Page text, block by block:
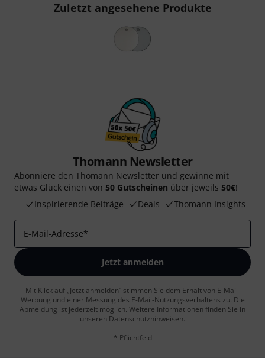
Zuletzt angesehene Produkte
Thomann Newsletter
Abonniere den Thomann Newsletter und gewinne mit
etwas Glück einen von 50 Gutscheinen über jeweils 50€!
Inspirierende Beiträge
Deals Thomann Insights
E-Mail-Adresse*
Jetzt anmelden
Mit Klick auf „Jetzt anmelden“ stimmen Sie dem Erhalt von E-Mail-
Werbung und einer Messung des E-Mail-Nutzungsverhaltens zu. Die
Abmeldung ist jederzeit möglich. Weitere Informationen finden Sie in
unseren Datenschutzhinweisen.
* Pflichtfeld